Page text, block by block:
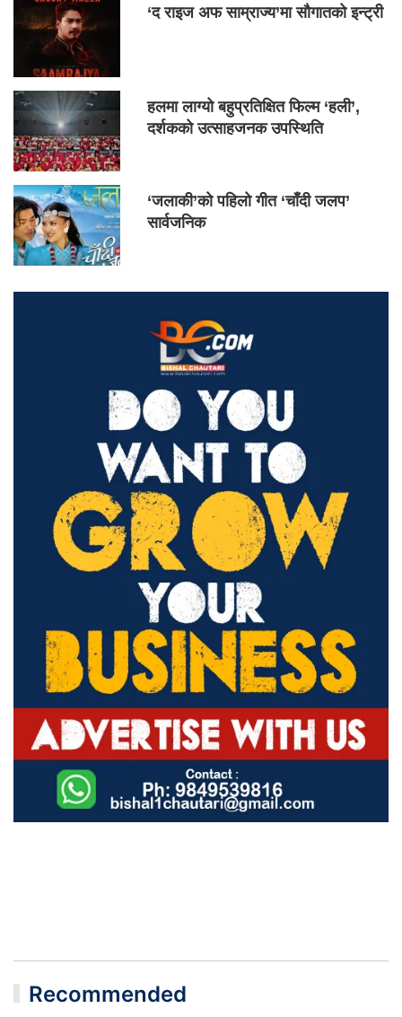
‘द राइज अफ साम्राज्य’मा सौगातको इन्ट्री
हलमा लाग्यो बहुप्रतिक्षित फिल्म ‘हली’,
दर्शकको उत्साहजनक उपस्थिति
‘जलाकी’को पहिलो गीत ‘चाँदी जलप’
सार्वजनिक
Recommended